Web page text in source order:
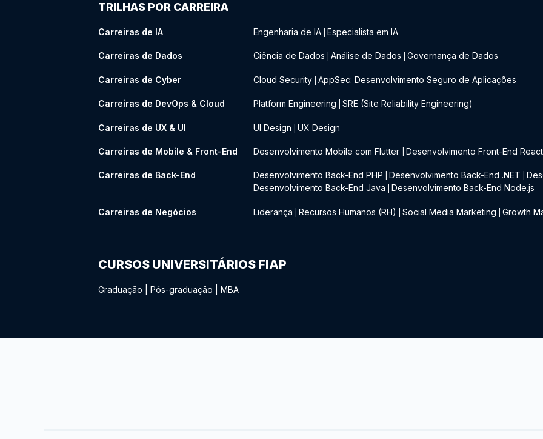
TRILHAS POR CARREIRA
Carreiras de IA Engenharia de IA Especialista em IA
Carreiras de Dados Ciência de Dados Análise de Dados Governança de Dados
Carreiras de Cyber Cloud Security AppSec: Desenvolvimento Seguro de Aplicações
Carreiras de DevOps & Cloud Platform Engineering SRE (Site Reliability Engineering)
Carreiras de UX & UI UI Design UX Design
Carreiras de Mobile & Front-End Desenvolvimento Mobile com Flutter Desenvolvimento Front-End React
Carreiras de Back-End Desenvolvimento Back-End PHP Desenvolvimento Back-End .NET
Desenvolvimento Back-End Java
Desenvolvimento Back-End Node.js
Carreiras de Negócios Liderança Recursos Humanos (RH) Social Media Marketing Growth
CURSOS UNIVERSITÁRIOS FIAP
Graduação Pós-graduação MBA